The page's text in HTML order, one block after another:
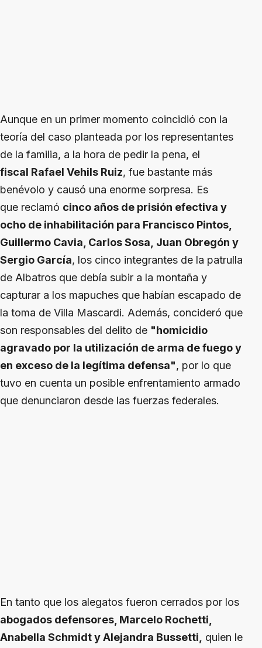
Aunque en un primer momento coincidió con la
teoría del caso planteada por los representantes
de la familia, a la hora de pedir la pena, el
fiscal Rafael Vehils Ruiz, fue bastante más
benévolo y causó una enorme sorpresa. Es
que reclamó cinco años de prisión efectiva y
ocho de inhabilitación para Francisco Pintos,
Guillermo Cavia, Carlos Sosa, Juan Obregón y
Sergio García, los cinco integrantes de la patrulla
de Albatros que debía subir a la montaña y
capturar a los mapuches que habían escapado de
la toma de Villa Mascardi. Además, concideró que
son responsables del delito de "homicidio
agravado por la utilización de arma de fuego y
en exceso de la legítima defensa", por lo que
tuvo en cuenta un posible enfrentamiento armado
que denunciaron desde las fuerzas federales.
En tanto que los alegatos fueron cerrados por los
abogados defensores, Marcelo Rochetti,
Anabella Schmidt y Alejandra Bussetti, quien le